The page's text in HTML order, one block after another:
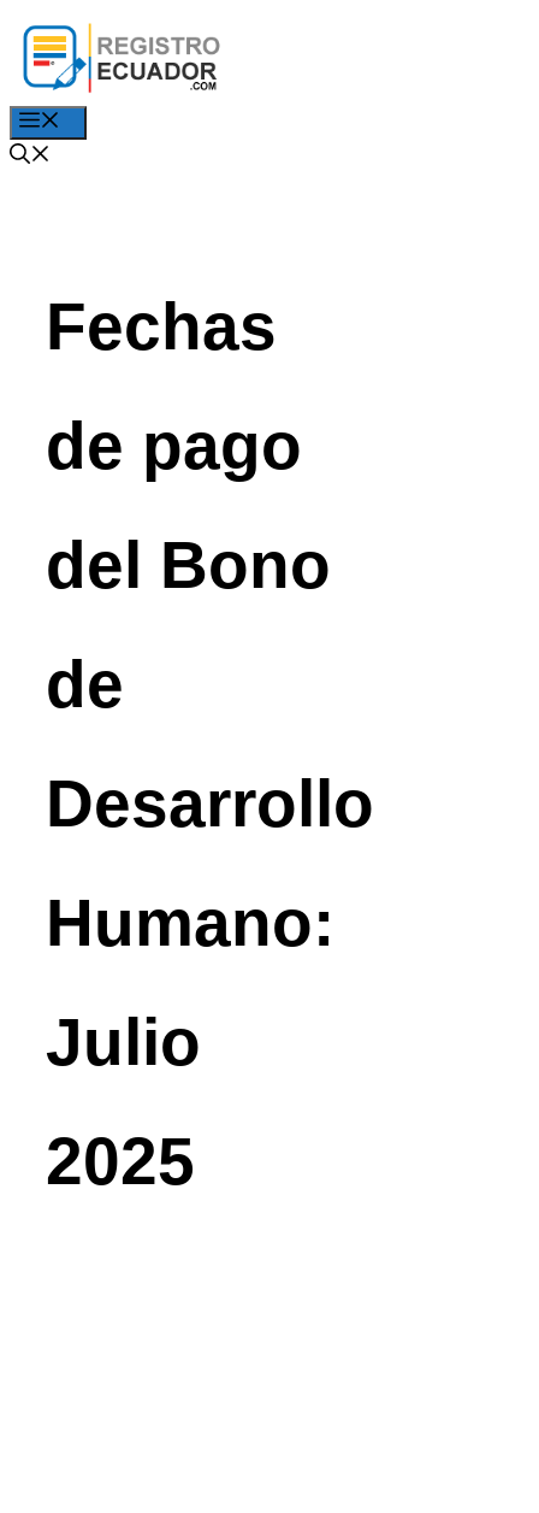
Saltar
contenido
Fechas
de pago
del Bono
de
Desarrollo
Humano:
Julio
2025